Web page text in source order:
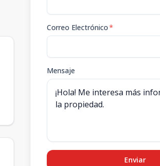
Correo Electrónico*
Mensaje
Enviar